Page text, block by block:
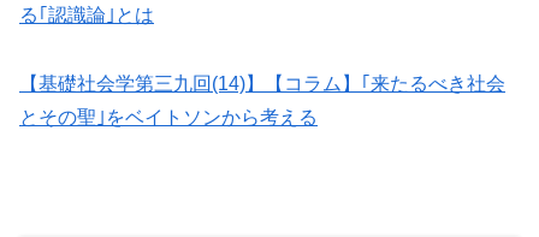
る｢認識論｣とは
【基礎社会学第三九回(14)】【コラム】｢来たるべき社会
とその聖｣をベイトソンから考える